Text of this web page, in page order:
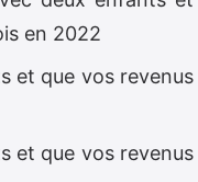
en 2022
et que vos revenus
et que vos revenus